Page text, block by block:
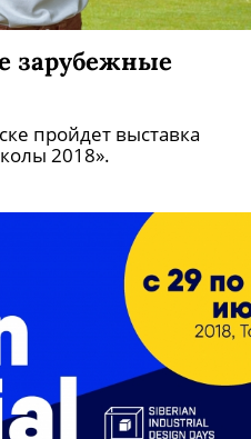
зарубежные
пройдет выставка
2018».